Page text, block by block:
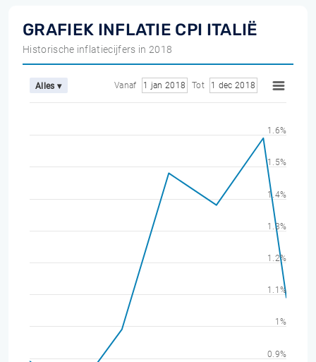
GRAFIEK INFLATIE CPI ITALIË
Historische inflatiecijfers in 2018
Alles ▾ Vanaf 1 jan 2018 Tot 1 dec 2018
0.9%
1%
1.1%
1.2%
1.3%
1.4%
1.5%
1.6%